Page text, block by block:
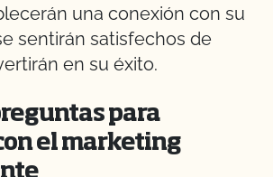
una conexión con su
sentirán satisfechos de
en su éxito.
para
el marketing